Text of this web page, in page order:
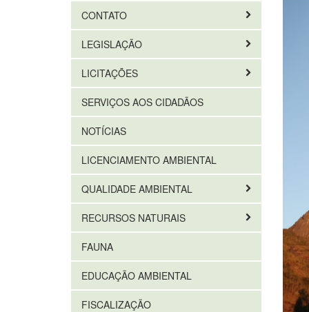
CONTATO
LEGISLAÇÃO
LICITAÇÕES
SERVIÇOS AOS CIDADÃOS
NOTÍCIAS
LICENCIAMENTO AMBIENTAL
QUALIDADE AMBIENTAL
RECURSOS NATURAIS
FAUNA
EDUCAÇÃO AMBIENTAL
FISCALIZAÇÃO